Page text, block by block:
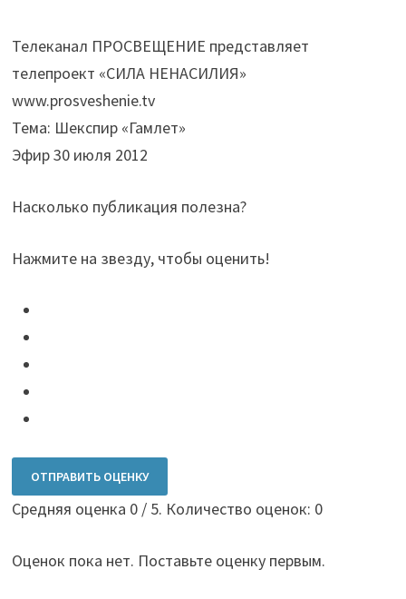
Телеканал ПРОСВЕЩЕНИЕ представляет
телепроект «СИЛА НЕНАСИЛИЯ»
www.prosveshenie.tv
Тема: Шекспир «Гамлет»
Эфир 30 июля 2012
Насколько публикация полезна?
Нажмите на звезду, чтобы оценить!
ОТПРАВИТЬ ОЦЕНКУ
Средняя оценка 0/ 5. Количество оценок: 0
Оценок пока нет. Поставьте оценку первым.